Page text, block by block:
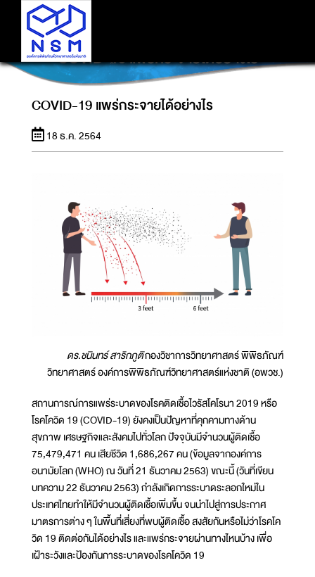
COVID-19 แพร่กระจายได้อย่างไร
COVID-19 แพร่กระจายได้อย่างไร
18 ธ.ค. 2564
ดร.ชนินทร์ สาริกภูติกองวิชาการวิทยาศาสตร์ พิพิธภัณฑ์
วิทยาศาสตร์ องค์การพิพิธภัณฑ์วิทยาศาสตร์แห่งชาติ (อพวช.)
สถานการณ์การแพร่ระบาดของโรคติดเชื้อไวรัสโคโรนา 2019 หรือ
โรคโควิด 19 (COVID-19) ยังคงเป็นปัญหาที่คุกคามทางด้าน
สุขภาพ เศรษฐกิจและสังคมไปทั่วโลก ปัจจุบันมีจำนวนผู้ติดเชื้อ
75,479,471 คน เสียชีวิต 1,686,267 คน (ข้อมูลจากองค์การ
อนามัยโลก (WHO) ณ วันที่ 21 ธันวาคม 2563) ขณะนี้ (วันที่เขียน
บทความ 22 ธันวาคม 2563) กำลังเกิดการระบาดระลอกใหม่ใน
ประเทศไทยทำให้มีจำนวนผู้ติดเชื้อเพิ่มขึ้น จนนำไปสู่การประกาศ
มาตรการต่าง ๆ ในพื้นที่เสี่ยงที่พบผู้ติดเชื้อ สงสัยกันหรือไม่ว่าโรคโค
วิด 19 ติดต่อกันได้อย่างไร และแพร่กระจายผ่านทางไหนบ้าง เพื่อ
เฝ้าระวังและป้องกันการระบาดของโรคโควิด 19